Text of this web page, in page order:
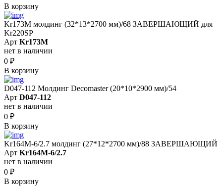
В корзину
Kr173M молдинг (32*13*2700 мм)/68 ЗАВЕРШАЮЩИЙ для
Kr220SP
Арт Kr173M
нет в наличии
0 ₽
В корзину
D047-112 Молдинг Decomaster (20*10*2900 мм)/54
Арт D047-112
нет в наличии
0 ₽
В корзину
Kr164M-6/2.7 молдинг (27*12*2700 мм)/88 ЗАВЕРШАЮЩИЙ
Арт Kr164M-6/2.7
нет в наличии
0 ₽
В корзину